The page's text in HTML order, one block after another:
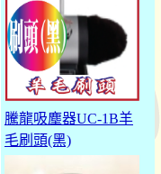
騰龍吸塵器UC-1B羊
毛刷頭(黑)